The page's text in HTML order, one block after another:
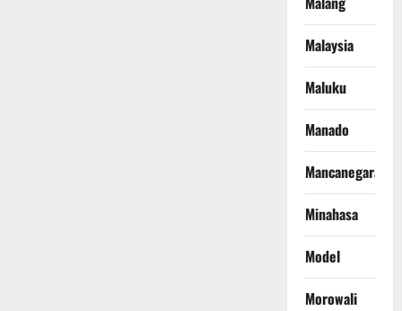
Malaysia
Maluku
Manado
Mancanegara
Minahasa
Model
Morowali